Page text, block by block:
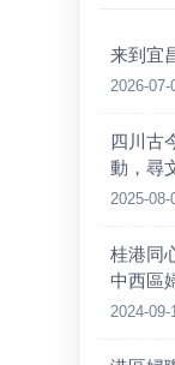
来到宜
2026-
四川古
動，尋
2025-
桂港同
中西區
2024-